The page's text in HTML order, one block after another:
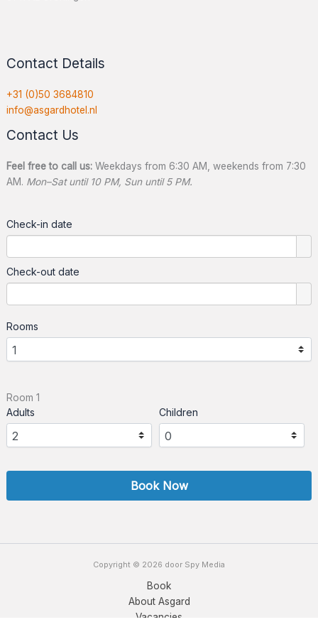
Contact Details
+31 (0)50 3684810
info@asgardhotel.nl
Contact Us
Feel free to call us:Weekdays from 6:30 AM, weekends from 7:30
AM. Mon–Sat until 10 PM, Sun until 5 PM.
Check-in date
Check-out date
Rooms
Room 1
Adults Children
Book Now
Copyright © 2026 door Spy Media
Book
About Asgard
Vacancies